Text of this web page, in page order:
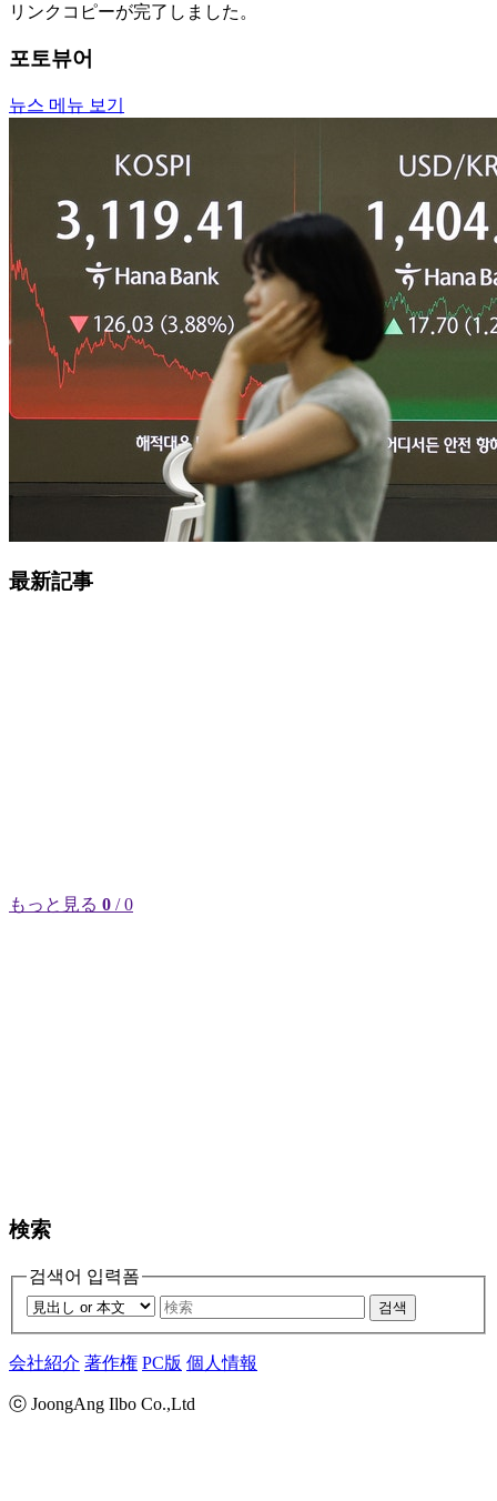
リンクコピーが完了しました。
포토뷰어
뉴스 메뉴 보기
最新記事
もっと見る 0 / 0
検索
검색어 입력폼
검색
会社紹介 著作権 PC版 個人情報
ⓒ JoongAng Ilbo Co.,Ltd